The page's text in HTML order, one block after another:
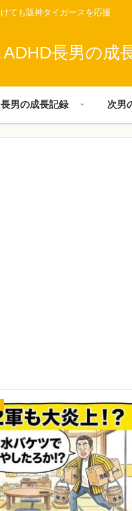
ても阪神タイガースを応援
長男の成
長男の成長記録 次男